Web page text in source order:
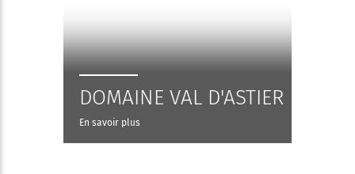
DOMAINE VAL D'ASTIER
En savoir plus